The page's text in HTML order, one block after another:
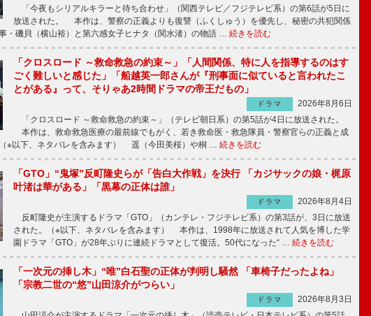
「今夜もシリアルキラーと待ち合わせ」（関西テレビ／フジテレビ系）の第6話が5日に
放送された。 本作は、警察の正義よりも復讐（ふくしゅう）を優先し、秘密の共犯関係
・磯貝（横山裕）と第六感女子ヒナタ（関水渚）の物語 … 続きを読む
「クロスロード ～救命救急の約束～」「人間関係、特に人を指導するのはす
ごく難しいと感じた」「船越英一郎さんが『刑事面に似ていると言われたこ
とがある』って、そりゃあ2時間ドラマの帝王だもの」
ドラマ
2026年8月6日
「クロスロード ～救命救急の約束～」（テレビ朝日系）の第5話が4日に放送された。
本作は、救命救急医療の最前線でもがく、若き救命医・救急隊員・警察官らの正義と成
※以下、ネタバレを含みます） 遥（今田美桜）や桐 … 続きを読む
「GTO」“鬼塚”反町隆史らが「告白大作戦」を決行 「カジサックの娘・梶原
叶渚は華がある」「黒幕の正体は誰」
ドラマ
2026年8月4日
反町隆史が主演するドラマ「GTO」（カンテレ・フジテレビ系）の第3話が、3日に放送
された。（※以下、ネタバレを含みます） 本作は、1998年に放送されて人気を博した学
園ドラマ「GTO」が28年ぶりに連続ドラマとして復活。50代になった“ … 続きを読む
「一次元の挿し木」“唯”白石聖の正体が判明し騒然 「車椅子だったよね」
「宗教二世の“悠”山田涼介がつらい」
ドラマ
2026年8月3日